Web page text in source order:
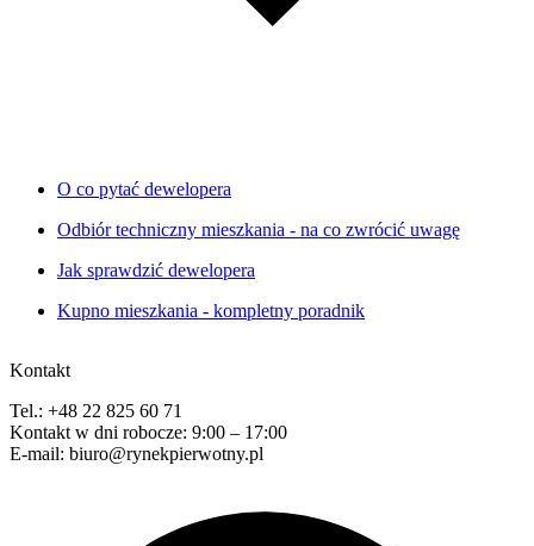
O co pytać dewelopera
Odbiór techniczny mieszkania - na co zwrócić uwagę
Jak sprawdzić dewelopera
Kupno mieszkania - kompletny poradnik
Kontakt
Tel.: +48 22 825 60 71
Kontakt w dni robocze: 9:00 – 17:00
E-mail: biuro@rynekpierwotny.pl